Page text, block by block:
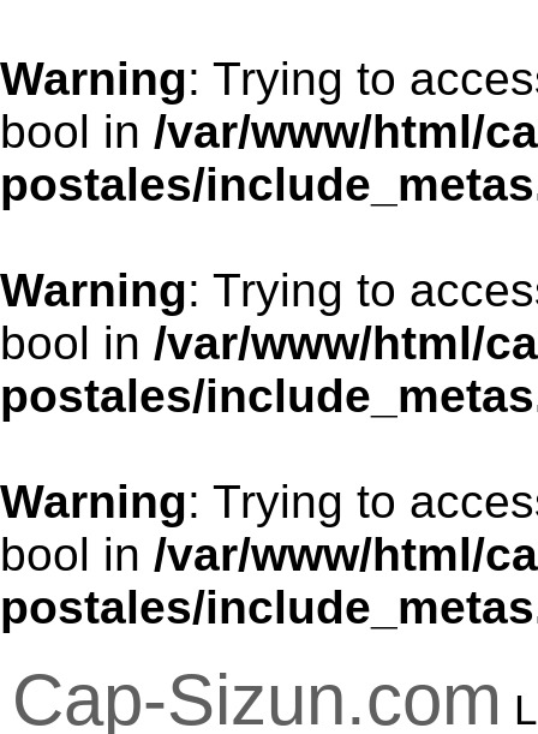
Warning: Trying to
bool in /var/www/html/
postales/
Warning: Trying to
bool in /var/www/html/
postales/
Warning: Trying to
bool in /var/www/html/
postales/
Cap-Sizun.com